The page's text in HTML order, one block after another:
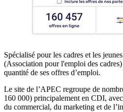
Spécialisé pour les cadres et les
(Association pour l'emploi des
quantité de ses offres d’emploi.
Le site de l’APEC regroupe de
160 000) principalement en CDI,
du commercial, du marketing et de